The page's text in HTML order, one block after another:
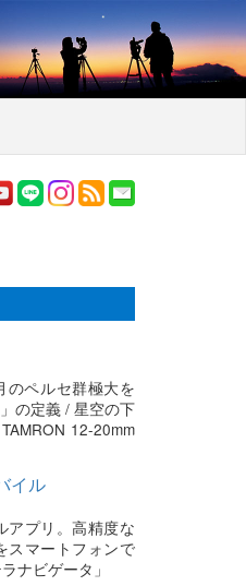
のペルセ群極大を
の定義 / 星空の下
12-20mm
イル
アプリ。高精度な
スマートフォンで
ナビゲータ」